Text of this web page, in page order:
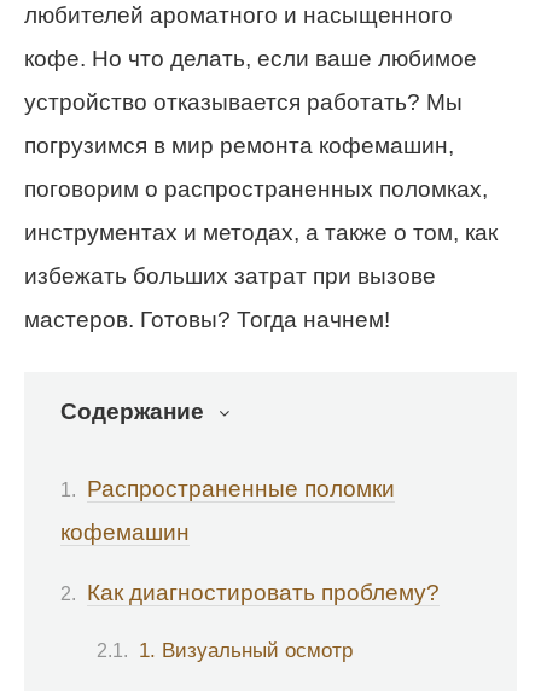
любителей ароматного и насыщенного
кофе. Но что делать, если ваше любимое
устройство отказывается работать? Мы
погрузимся в мир ремонта кофемашин,
поговорим о распространенных поломках,
инструментах и методах, а также о том, как
избежать больших затрат при вызове
мастеров. Готовы? Тогда начнем!
Содержание
Распространенные поломки
кофемашин
Как диагностировать проблему?
1. Визуальный осмотр